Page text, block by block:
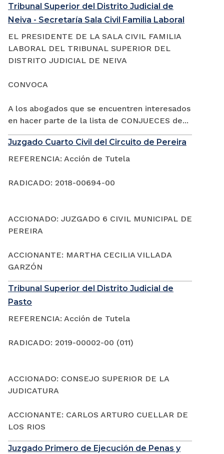
Tribunal Superior del Distrito Judicial de
Neiva - Secretaría Sala Civil Familia Laboral
EL PRESIDENTE DE LA SALA CIVIL FAMILIA
LABORAL DEL TRIBUNAL SUPERIOR DEL
DISTRITO JUDICIAL DE NEIVA
CONVOCA
A los abogados que se encuentren interesados
en hacer parte de la lista de CONJUECES de...
Juzgado Cuarto Civil del Circuito de Pereira
REFERENCIA: Acción de Tutela
RADICADO: 2018-00694-00
ACCIONADO: JUZGADO 6 CIVIL MUNICIPAL DE
PEREIRA
ACCIONANTE: MARTHA CECILIA VILLADA
GARZÓN
Tribunal Superior del Distrito Judicial de
Pasto
REFERENCIA: Acción de Tutela
RADICADO: 2019-00002-00 (011)
ACCIONADO: CONSEJO SUPERIOR DE LA
JUDICATURA
ACCIONANTE: CARLOS ARTURO CUELLAR DE
LOS RIOS
Juzgado Primero de Ejecución de Penas y